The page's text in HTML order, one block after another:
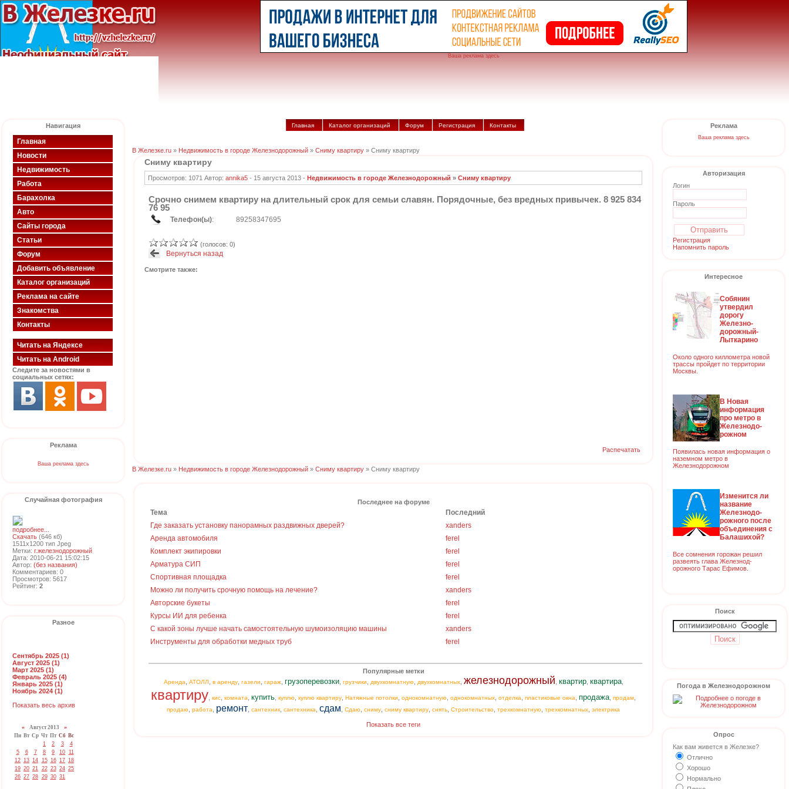
Ваша реклама здесь
Навигация
Главная
Новости
Недвижимость
Работа
Барахолка
Авто
Сайты города
Статьи
Форум
Добавить объявление
Каталог организаций
Реклама на сайте
Знакомства
Контакты
Читать на Яндексе
Читать на Android
Следите за новостями в
социальных сетях:
Реклама
Ваша реклама здесь
Случайная фотография
подробнее...
Скачать (646 кб)
1511x1200 тип Jpeg
Метки: г.железнодорожный
Дата: 2010-06-21 15:02:15
Автор: (без названия)
Комментариев: 0
Просмотров: 5617
Рейтинг: 2
Разное
Сентябрь 2025 (1)
Август 2025 (1)
Март 2025 (1)
Февраль 2025 (4)
Январь 2025 (1)
Ноябрь 2024 (1)
Показать весь архив
«Август 2013 »
Пн Вт Ср Чт Пт Сб Вс
1
2 3
4
5
6 7 8 9 10 11
12 13 14 15 16 17 18
19 20 21 22 23 24 25
26 27 28 29 30 31
Главная Каталог организаций Форум Регистрация Контакты
В Железке.ru » Недвижимость в городе Железнодорожный » Сниму квартиру » Сниму квартиру
Сниму квартиру
Просмотров: 1071 Автор: annika5 - 15 августа 2013 - Недвижимость в городе Железнодорожный » Сниму квартиру
Срочно снимем квартиру на длительный срок для семьи славян. Порядочные, без вредных привычек. 8 925 834
76 95
Телефон(ы): 89258347695
(голосов: 0)
Вернуться назад
Смотрите также:
Распечатать
В Железке.ru » Недвижимость в городе Железнодорожный » Сниму квартиру » Сниму квартиру
Последнее на форуме
Тема
Последний
Где заказать установку панорамных раздвижных дверей?
xanders
Аренда автомобиля
ferel
Комплект экипировки
ferel
Арматура СИП
ferel
Спортивная площадка
ferel
Можно ли получить срочную помощь на лечение?
xanders
Авторские букеты
ferel
Курсы ИИ для ребенка
ferel
С какой зоны лучше начать самостоятельную шумоизоляцию машины
xanders
Инструменты для обработки медных труб
ferel
Популярные метки
Аренда АТОЛЛ в аренду, газели гараж, грузоперевозки, грузчики двухкомнатную двухкомнатных, железнодорожный квартир, квартира,
квартиру кис комната купить куплю куплю квартиру Натяжные потолки однокомнатную однокомнатных отделка пластиковые окна продажа продам
продаю работа ремонт сантехник сантехника сдам Сдаю сниму сниму квартиру снять Строительство трехкомнатную трехкомнатных электрика
Показать все теги
Реклама
Ваша реклама здесь
Авторизация
Логин
Пароль
Регистрация
Напомнить пароль
Интересное
Собянин
утвердил
дорогу
Железно-
дорожный-
Лыткарино
Около одного киллометра новой
трассы пройдет по территории
Москвы.
В Новая
информация
про метро в
Железнодо-
рожном
Появилась новая информация о
наземном метро в
Железнодорожном
Изменится ли
название
Железнодо-
рожного после
объединения с
Балашихой?
Все сомнения горожан решил
развеять глава Железнод-
орожного Тарас Ефимов.
Поиск
Погода в Железнодорожном
Опрос
Как вам живется в Железке?
Отлично
Хорошо
Нормально